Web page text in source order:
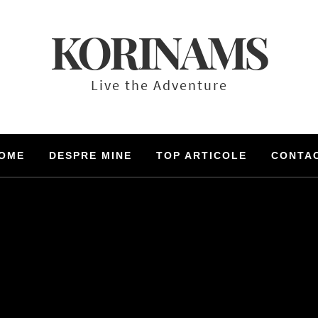
KORINAMS
Live the Adventure
DESPRE MINE TOP ARTICOLE